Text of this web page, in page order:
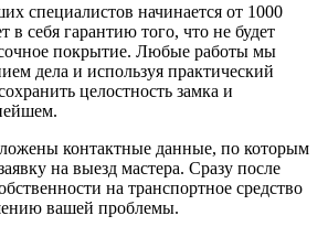
специалистов начинается от 1000
в себя гарантию того, что не будет
покрытие. Любые работы мы
дела и используя практический
целостность замка и
контактные данные, по которым
на выезд мастера. Сразу после
на транспортное средство
вашей проблемы.